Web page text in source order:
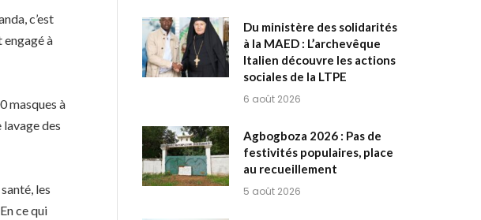
c’est
à
masques à
des
les
ce qui
Du ministère des solidarités
à la MAED : L’archevêque
Italien découvre les actions
sociales de la LTPE
6 août 2026
Agbogboza 2026 : Pas de
festivités populaires, place
au recueillement
5 août 2026